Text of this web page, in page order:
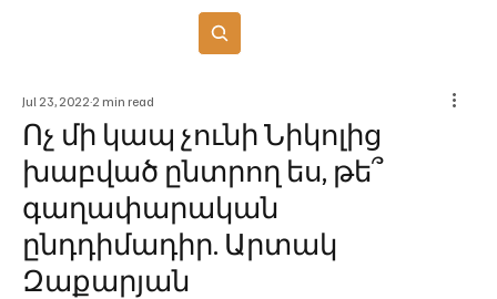
Ոչ մի կապ չունի Նիկոլից
խաբված ընտրող ես, թե՞
գաղափարական
ընդդիմադիր. Արտակ
Զաքարյան
Jul 23, 2022 2 min read